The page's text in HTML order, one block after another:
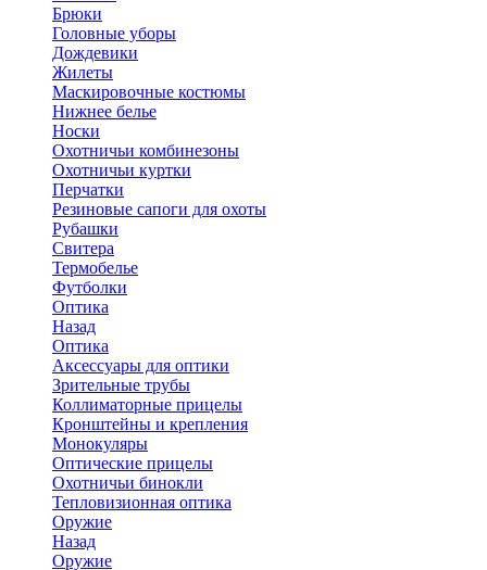
Брюки
Головные уборы
Дождевики
Жилеты
Маскировочные костюмы
Нижнее белье
Носки
Охотничьи комбинезоны
Охотничьи куртки
Перчатки
Резиновые сапоги для охоты
Рубашки
Свитера
Термобелье
Футболки
Оптика
Назад
Оптика
Аксессуары для оптики
Зрительные трубы
Коллиматорные прицелы
Кронштейны и крепления
Монокуляры
Оптические прицелы
Охотничьи бинокли
Тепловизионная оптика
Оружие
Назад
Оружие